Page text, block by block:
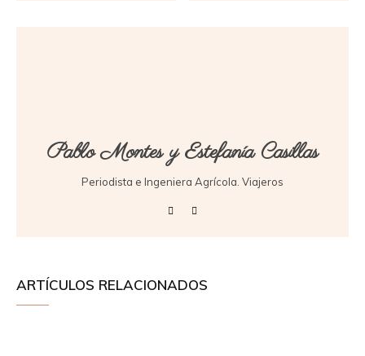
Pablo Montes y Estefanía Casillas
Periodista e Ingeniera Agrícola. Viajeros
ARTÍCULOS RELACIONADOS